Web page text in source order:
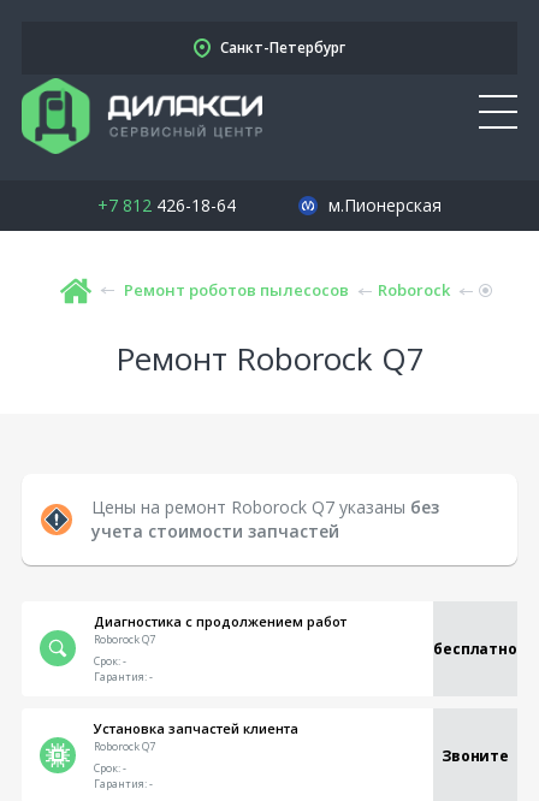
Санкт-Петербург
+7 812426-18-64 м.Пионерская
Ремонт роботов пылесосов Roborock
Ремонт Roborock Q7
Цены на ремонт Roborock Q7 указаны без
учета стоимости запчастей
Диагностика с продолжением работ
Roborock Q7 бесплатно
Срок:-
Гарантия:-
Установка запчастей клиента
Roborock Q7 Звоните
Срок:-
Гарантия:-